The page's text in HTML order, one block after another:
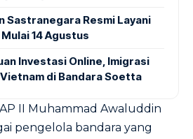
Sastranegara Resmi Layani
14 Agustus
Investasi Online, Imigrasi
di Bandara Soetta
II Muhammad Awaluddin
pengelola bandara yang